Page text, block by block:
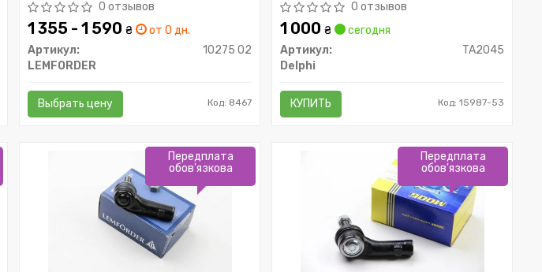
0 отзывов
1 355 - 1 590₴
от 0 дн.
Артикул:
10275 02
LEMFORDER
Выбрать цену Код: 8467
0 отзывов
1 000₴
сегодня
Артикул:
TA2045
Delphi
КУПИТЬ Код: 15987-53
Передплата
обов'язкова
Передплата
обов'язкова